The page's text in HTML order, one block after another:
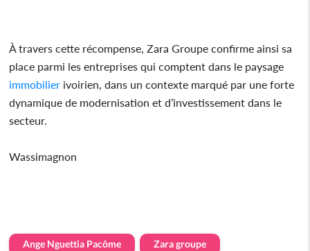
À travers cette récompense, Zara Groupe confirme ainsi sa
place parmi les entreprises qui comptent dans le paysage
immobilier ivoirien, dans un contexte marqué par une forte
dynamique de modernisation et d’investissement dans le
secteur.
Wassimagnon
Ange Nguettia Pacôme Zara groupe